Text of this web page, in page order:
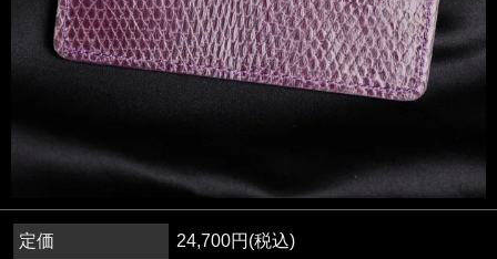
定価
24,700円(税込)